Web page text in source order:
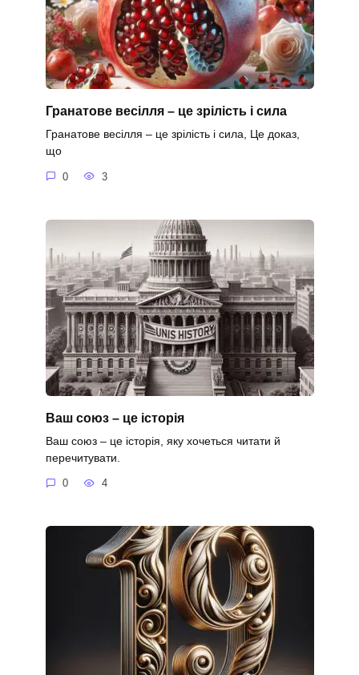
Гранатове весілля – це зрілість і сила
Гранатове весілля – це зрілість і сила, Це доказ,
що
0 3
Ваш союз – це історія
Ваш союз – це історія, яку хочеться читати й
перечитувати.
0 4